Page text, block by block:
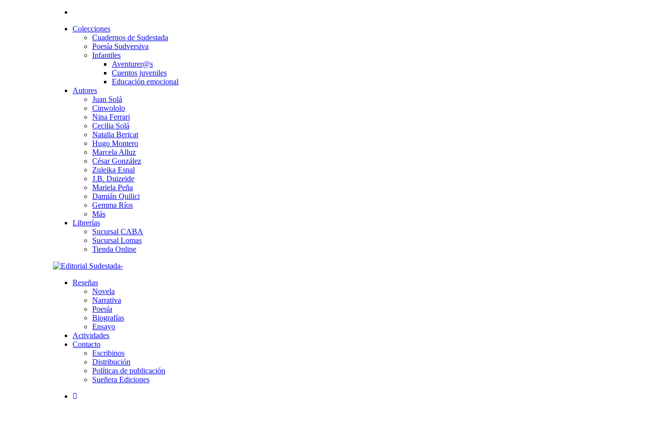
Colecciones
Cuadernos de Sudestada
Poesía Sudversiva
Infantiles
Aventurer@s
Cuentos juveniles
Educación emocional
Autores
Juan Solá
Cinwololo
Nina Ferrari
Cecilia Solá
Natalia Bericat
Hugo Montero
Marcela Alluz
César González
Zuleika Esnal
J.B. Duizeide
Mariela Peña
Damián Quilici
Gemma Ríos
Más
Librerías
Sucursal CABA
Sucursal Lomas
Tienda Online
Reseñas
Novela
Narrativa
Poesía
Biografías
Ensayo
Actividades
Contacto
Escribinos
Distribución
Políticas de publicación
Sueñera Ediciones